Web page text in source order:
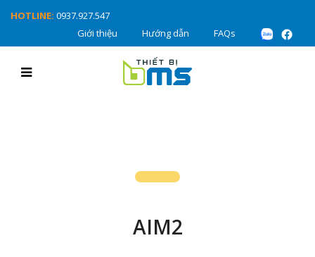
HOTLINE: 0937.927.547
Giới thiệu
Hướng dẫn FAQs
AIM2